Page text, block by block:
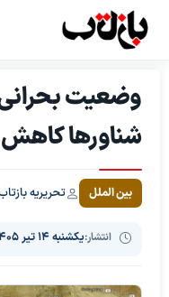
وضعیت بحرانی
شناورها
بین الملل تحریریه
انتشار:یکشنبه ۱۴ تیر ۱۴۰۵، ساعت ۱۲:۵۵